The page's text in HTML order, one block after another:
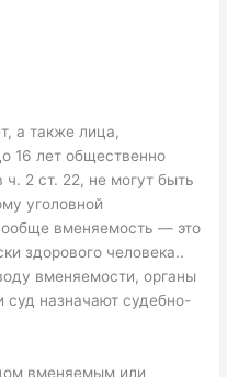
а также лица,
16 лет общественно
2 ст. 22, не могут быть
уголовной
вменяемость — это
здорового человека..
вменяемости, органы
суд назначают судебно-
вменяемым или